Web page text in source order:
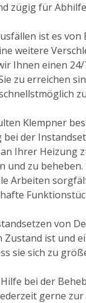
zügig für
ist es
weitere
Ihnen einen
zu erreichen
Klempner
der
Ihrer Heizung
und zu
Arbeiten
von
Zustand ist und
sie sich zu
Hilfe bei der
gerne